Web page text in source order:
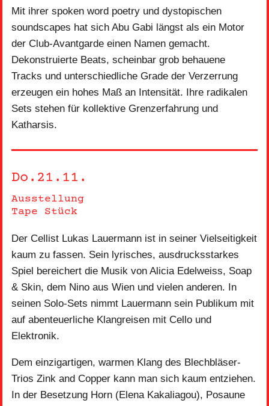
Mit ihrer spoken word poetry und dystopischen
soundscapes hat sich Abu Gabi längst als ein Motor
der Club-Avantgarde einen Namen gemacht.
Dekonstruierte Beats, scheinbar grob behauene
Tracks und unterschiedliche Grade der Verzerrung
erzeugen ein hohes Maß an Intensität. Ihre radikalen
Sets stehen für kollektive Grenzerfahrung und
Katharsis.
Do.21.11.
Ausstellung
Tape Stück
Der Cellist Lukas Lauermann ist in seiner Vielseitigkeit
kaum zu fassen. Sein lyrisches, ausdrucksstarkes
Spiel bereichert die Musik von Alicia Edelweiss, Soap
& Skin, dem Nino aus Wien und vielen anderen. In
seinen Solo-Sets nimmt Lauermann sein Publikum mit
auf abenteuerliche Klangreisen mit Cello und
Elektronik.
Dem einzigartigen, warmen Klang des Blechbläser-
Trios Zink and Copper kann man sich kaum entziehen.
In der Besetzung Horn (Elena Kakaliagou), Posaune